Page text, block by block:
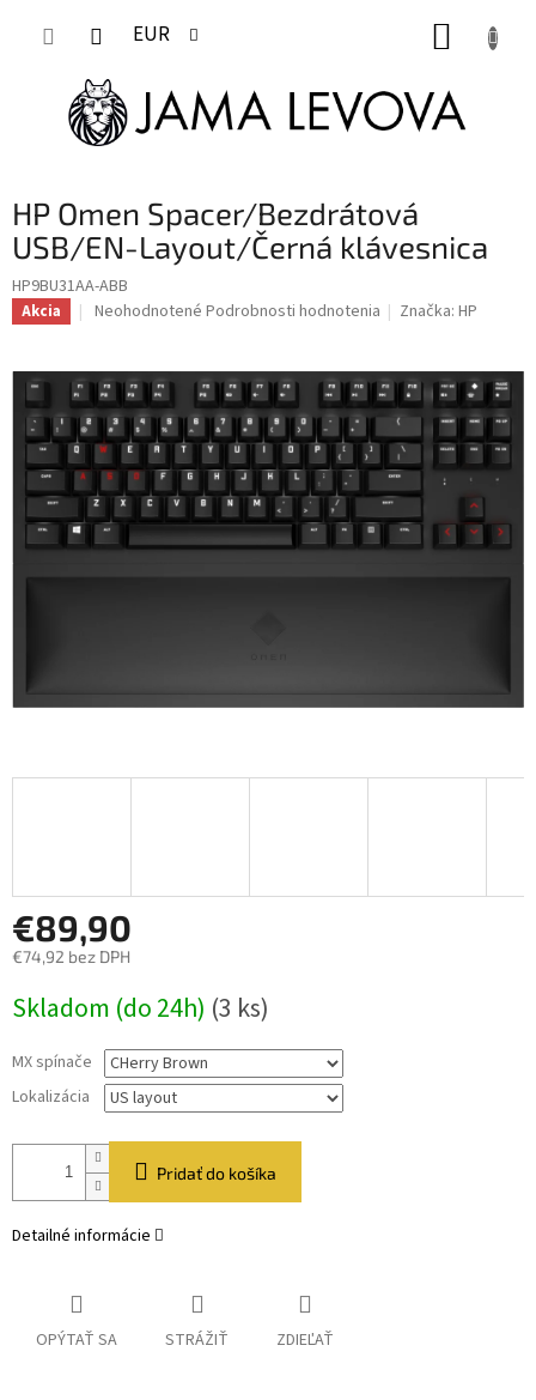
EUR
HP Omen Spacer/Bezdrátová
USB/EN-Layout/Černá klávesnica
HP9BU31AA-ABB
Akcia
Priemerné
je
0,0
z
5
hviezdičiek.
Neohodnotené Podrobnosti hodnotenia Značka:HP
€89,90
€74,92 bez DPH
cena:
Skladom (do 24h) (3 ks)
MX spínače
Lokalizácia
Pridať do košíka
Detailné informácie
OPÝTAŤ SA STRÁŽIŤ ZDIEĽAŤ